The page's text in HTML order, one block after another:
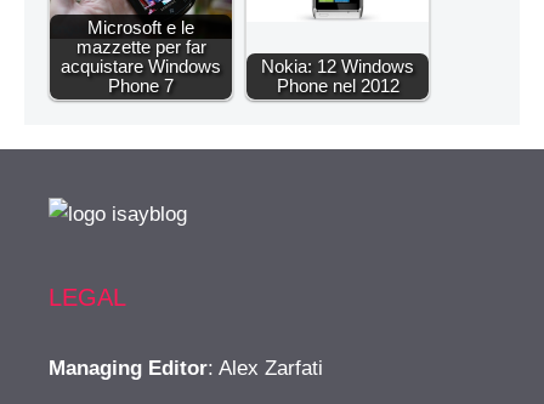
Microsoft e le
mazzette per far
acquistare Windows
Phone 7
Nokia: 12 Windows
Phone nel 2012
LEGAL
Managing Editor: Alex Zarfati